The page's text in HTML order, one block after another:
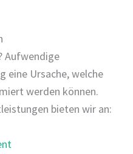
Aufwendige
eine Ursache, welche
werden können.
bieten wir an: